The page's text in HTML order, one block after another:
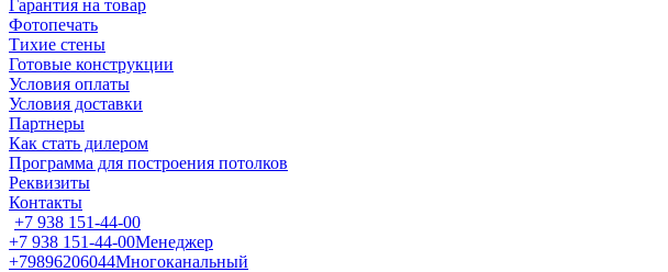
Гарантия на товар
Фотопечать
Тихие стены
Готовые конструкции
Условия оплаты
Условия доставки
Партнеры
Как стать дилером
Программа для построения потолков
Реквизиты
Контакты
+7 938 151-44-00
+7 938 151-44-00Менеджер
+79896206044Многоканальный